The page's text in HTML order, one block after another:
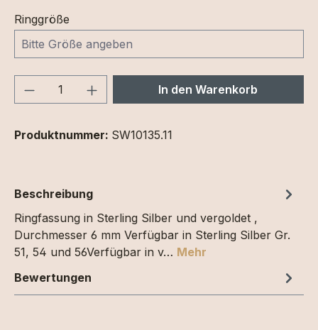
Ringgröße
Produkt Anzahl: Gib denIn den Warenkorb
Produktnummer: SW10135.11
Beschreibung
Ringfassung in Sterling Silber und vergoldet ,
Durchmesser 6 mm Verfügbar in Sterling Silber Gr.
51, 54 und 56Verfügbar in v… Mehr
Bewertungen